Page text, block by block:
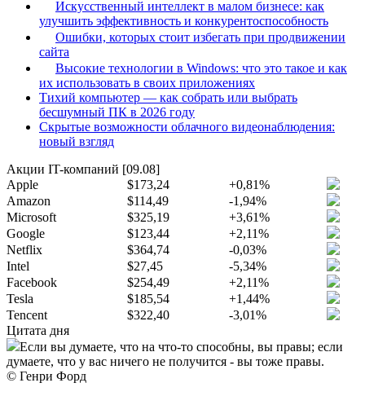
Искусственный интеллект в малом бизнесе: как
улучшить эффективность и конкурентоспособность
Ошибки, которых стоит избегать при продвижении
сайта
Высокие технологии в Windows: что это такое и как
их использовать в своих приложениях
Тихий компьютер — как собрать или выбрать
бесшумный ПК в 2026 году
Скрытые возможности облачного видеонаблюдения:
новый взгляд
Акции IT-компаний [09.08]
Apple
$173,24
+0,81%
Amazon
$114,49
-1,94%
Microsoft
$325,19
+3,61%
Google
$123,44
+2,11%
Netflix
$364,74
-0,03%
Intel
$27,45
-5,34%
Facebook
$254,49
+2,11%
Tesla
$185,54
+1,44%
Tencent
$322,40
-3,01%
Цитата дня
Если вы думаете, что на что-то способны, вы правы; если
думаете, что у вас ничего не получится - вы тоже правы.
© Генри Форд